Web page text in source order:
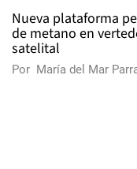
Nueva plataforma
de metano en
satelital
Por María del Mar